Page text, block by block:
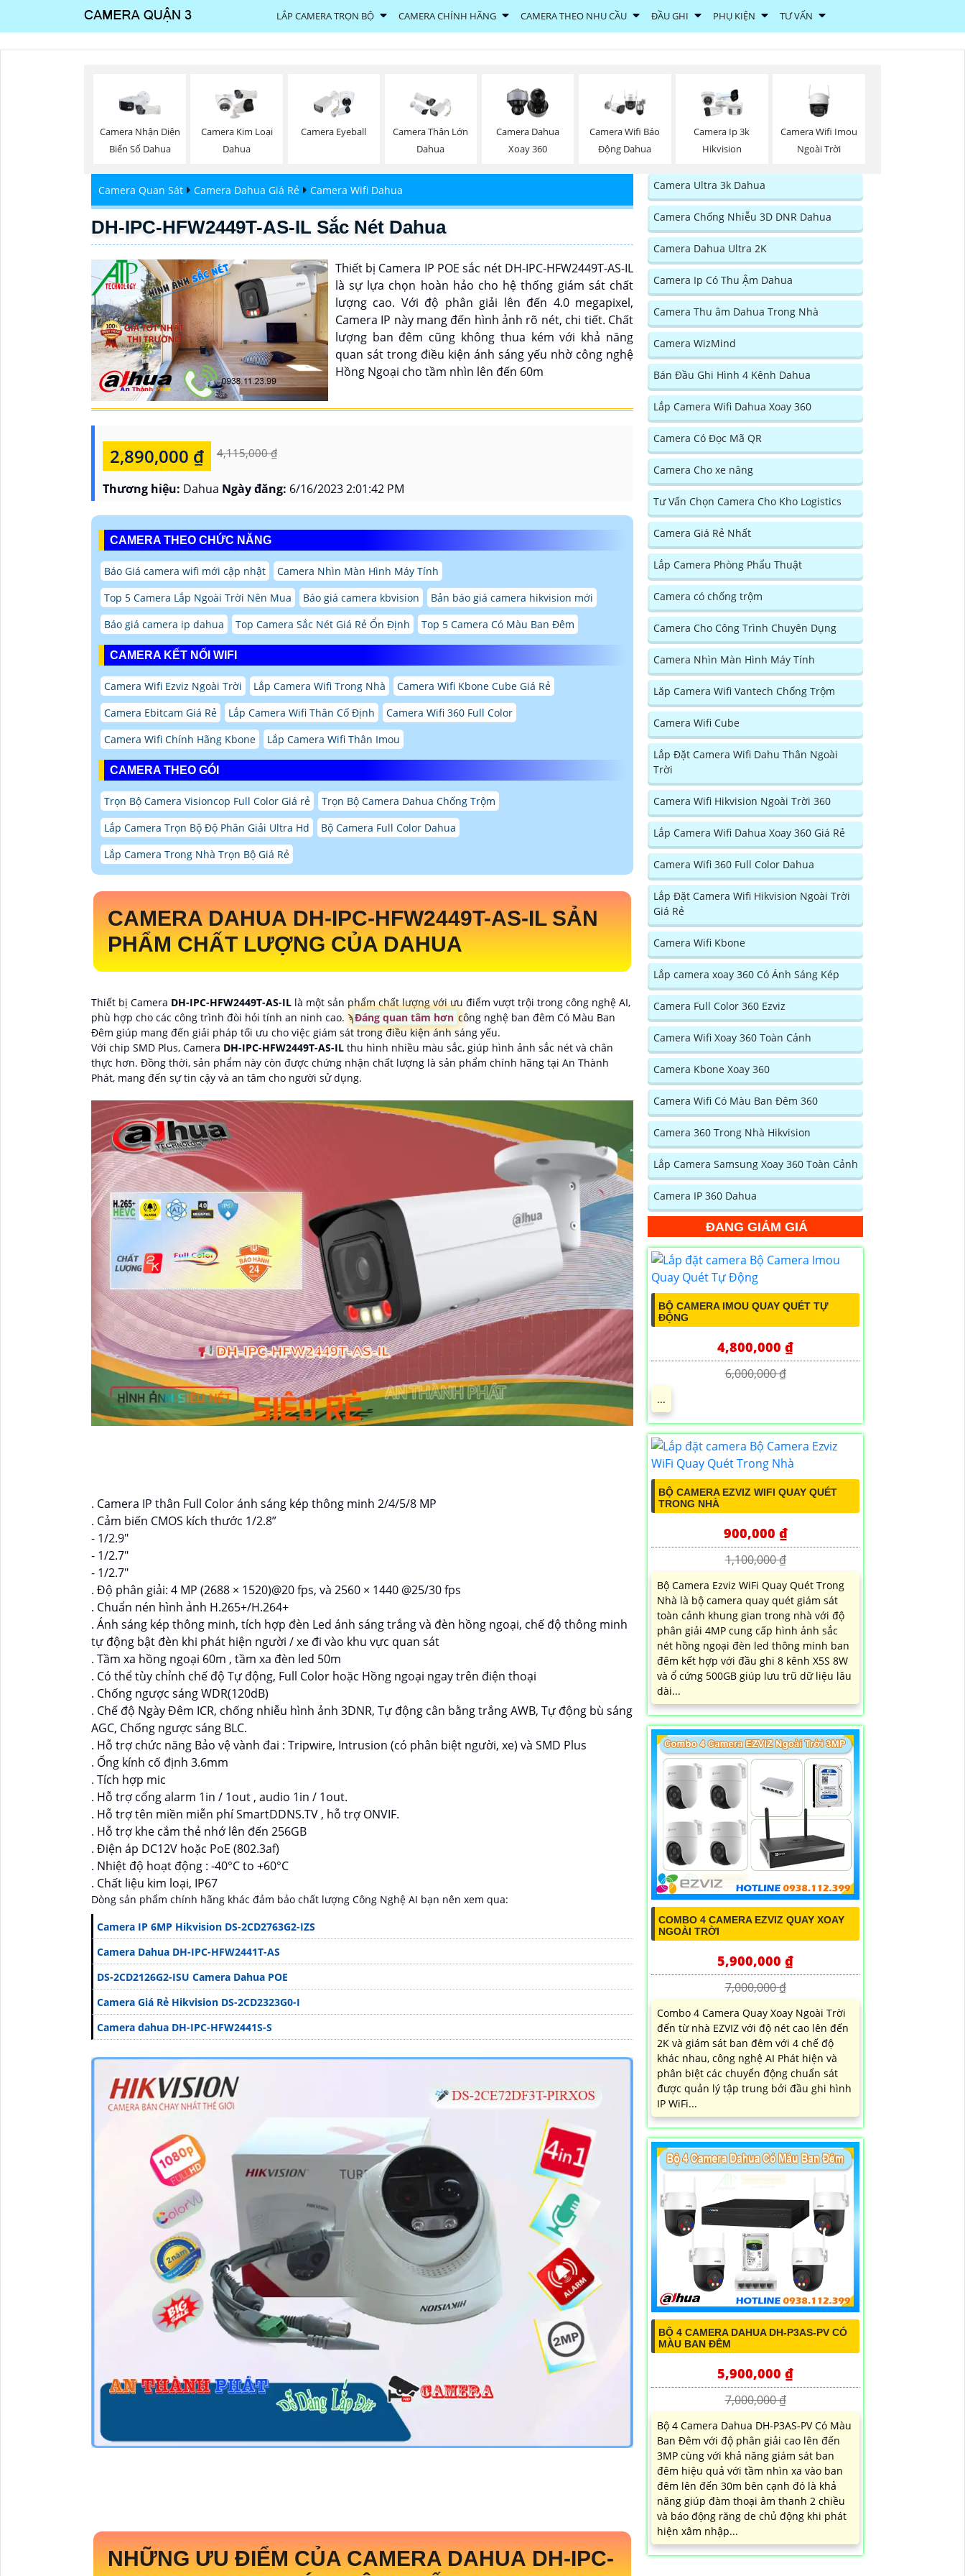
LẮP CAMERA TRỌN BỘ CAMERA CHÍNH HÃNG CAMERA THEO NHU CẦU ĐẦU GHI PHỤ KIỆN TƯ VẤN
Camera Nhận Diện
Biển Số Dahua
Camera Kim Loại
Dahua
Camera Eyeball
Camera Thân Lớn
Dahua
Camera Dahua
Xoay 360
Camera Wifi Báo
Động Dahua
Camera Ip 3k
Hikvision
Camera Wifi Imou
Ngoài Trời
Camera Quan Sát Camera Dahua Giá Rẻ Camera Wifi Dahua
DH-IPC-HFW2449T-AS-IL Sắc Nét Dahua
Thiết bị Camera IP POE sắc nét DH-IPC-HFW2449T-AS-IL
là sự lựa chọn hoàn hảo cho hệ thống giám sát chất
lượng cao. Với độ phân giải lên đến 4.0 megapixel,
Camera IP này mang đến hình ảnh rõ nét, chi tiết. Chất
lượng ban đêm cũng không thua kém với khả năng
quan sát trong điều kiện ánh sáng yếu nhờ công nghệ
Hồng Ngoại cho tầm nhìn lên đến 60m
2,890,000 ₫ 4,115,000 ₫
Thương hiệu: Dahua Ngày đăng: 6/16/2023 2:01:42 PM
CAMERA THEO CHỨC NĂNG
Báo Giá camera wifi mới cập nhật
Camera Nhìn Màn Hình Máy Tính
Top 5 Camera Lắp Ngoài Trời Nên Mua
Báo giá camera kbvision
Bản báo giá camera hikvision mới
Báo giá camera ip dahua
Top Camera Sắc Nét Giá Rẻ Ổn Định Top 5 Camera Có Màu Ban Đêm
CAMERA KẾT NỐI WIFI
Camera Wifi Ezviz Ngoài Trời Lắp Camera Wifi Trong Nhà
Camera Wifi Kbone Cube Giá Rẻ
Camera Ebitcam Giá Rẻ
Lắp Camera Wifi Thân Cố Định
Camera Wifi 360 Full Color
Camera Wifi Chính Hãng Kbone
Lắp Camera Wifi Thân Imou
CAMERA THEO GÓI
Trọn Bộ Camera Visioncop Full Color Giá rẻ
Trọn Bộ Camera Dahua Chống Trộm
Lắp Camera Trọn Bộ Độ Phân Giải Ultra Hd
Bộ Camera Full Color Dahua
Lắp Camera Trong Nhà Trọn Bộ Giá Rẻ
CAMERA DAHUA DH-IPC-HFW2449T-AS-IL SẢN
PHẨM CHẤT LƯỢNG CỦA DAHUA
Thiết bị Camera DH-IPC-HFW2449T-AS-IL là một sản phẩm chất lượng với ưu điểm vượt trội trong công nghệ AI,
phù hợp cho các công trình đòi hỏi tính an ninh cao. ϡĐáng quan tâm hơn công nghệ ban đêm Có Màu Ban
Đêm giúp mang đến giải pháp tối ưu cho việc giám sát trong điều kiện ánh sáng yếu.
Với chip SMD Plus, Camera DH-IPC-HFW2449T-AS-IL thu hình nhiều màu sắc, giúp hình ảnh sắc nét và chân
thực hơn. Đồng thời, sản phẩm này còn được chứng nhận chất lượng là sản phẩm chính hãng tại An Thành
Phát, mang đến sự tin cậy và an tâm cho người sử dụng.
. Camera IP thân Full Color ánh sáng kép thông minh 2/4/5/8 MP
. Cảm biến CMOS kích thước 1/2.8”
- 1/2.9"
- 1/2.7"
- 1/2.7"
. Độ phân giải: 4 MP (2688 × 1520)@20 fps, và 2560 × 1440 @25/30 fps
. Chuẩn nén hình ảnh H.265+/H.264+
. Ánh sáng kép thông minh, tích hợp đèn Led ánh sáng trắng và đèn hồng ngoại, chế độ thông minh
tự động bật đèn khi phát hiện người / xe đi vào khu vực quan sát
. Tầm xa hồng ngoại 60m , tầm xa đèn led 50m
. Có thể tùy chỉnh chế độ Tự động, Full Color hoặc Hồng ngoại ngay trên điện thoại
. Chống ngược sáng WDR(120dB)
. Chế độ Ngày Đêm ICR, chống nhiễu hình ảnh 3DNR, Tự động cân bằng trắng AWB, Tự động bù sáng
AGC, Chống ngược sáng BLC.
. Hỗ trợ chức năng Bảo vệ vành đai : Tripwire, Intrusion (có phân biệt người, xe) và SMD Plus
. Ống kính cố định 3.6mm
. Tích hợp mic
. Hỗ trợ cổng alarm 1in / 1out , audio 1in / 1out.
. Hỗ trợ tên miền miễn phí SmartDDNS.TV , hỗ trợ ONVIF.
. Hỗ trợ khe cắm thẻ nhớ lên đến 256GB
. Điện áp DC12V hoặc PoE (802.3af)
. Nhiệt độ hoạt động : -40°C to +60°C
. Chất liệu kim loại, IP67
Dòng sản phẩm chính hãng khác đảm bảo chất lượng Công Nghệ AI bạn nên xem qua:
Camera IP 6MP Hikvision DS-2CD2763G2-IZS
Camera Dahua DH-IPC-HFW2441T-AS
DS-2CD2126G2-ISU Camera Dahua POE
Camera Giá Rẻ Hikvision DS-2CD2323G0-I
Camera dahua DH-IPC-HFW2441S-S
NHỮNG ƯU ĐIỂM CỦA CAMERA DAHUA DH-IPC-
Camera Ultra 3k Dahua
Camera Chống Nhiễu 3D DNR Dahua
Camera Dahua Ultra 2K
Camera Ip Có Thu Ậm Dahua
Camera Thu âm Dahua Trong Nhà
Camera WizMind
Bán Đầu Ghi Hình 4 Kênh Dahua
Lắp Camera Wifi Dahua Xoay 360
Camera Có Đọc Mã QR
Camera Cho xe nâng
Tư Vấn Chọn Camera Cho Kho Logistics
Camera Giá Rẻ Nhất
Lắp Camera Phòng Phẩu Thuật
Camera có chống trộm
Camera Cho Công Trình Chuyên Dụng
Camera Nhìn Màn Hình Máy Tính
Lăp Camera Wifi Vantech Chống Trộm
Camera Wifi Cube
Lắp Đặt Camera Wifi Dahu Thân Ngoài
Trời
Camera Wifi Hikvision Ngoài Trời 360
Lắp Camera Wifi Dahua Xoay 360 Giá Rẻ
Camera Wifi 360 Full Color Dahua
Lắp Đặt Camera Wifi Hikvision Ngoài Trời
Giá Rẻ
Camera Wifi Kbone
Lắp camera xoay 360 Có Ánh Sáng Kép
Camera Full Color 360 Ezviz
Camera Wifi Xoay 360 Toàn Cảnh
Camera Kbone Xoay 360
Camera Wifi Có Màu Ban Đêm 360
Camera 360 Trong Nhà Hikvision
Lắp Camera Samsung Xoay 360 Toàn Cảnh
Camera IP 360 Dahua
ĐANG GIẢM GIÁ
BỘ CAMERA IMOU QUAY QUÉT TỰ
ĐỘNG
4,800,000 ₫
6,000,000 ₫
...
BỘ CAMERA EZVIZ WIFI QUAY QUÉT
TRONG NHÀ
900,000 ₫
1,100,000 ₫
Bộ Camera Ezviz WiFi Quay Quét Trong
Nhà là bộ camera quay quét giám sát
toàn cảnh khung gian trong nhà với độ
phân giải 4MP cung cấp hình ảnh sắc
nét hồng ngoại đèn led thông minh ban
đêm kết hợp với đầu ghi 8 kênh X5S 8W
và ổ cứng 500GB giúp lưu trũ dữ liệu lâu
dài...
COMBO 4 CAMERA EZVIZ QUAY XOAY
NGOÀI TRỜI
5,900,000 ₫
7,000,000 ₫
Combo 4 Camera Quay Xoay Ngoài Trời
đến từ nhà EZVIZ với độ nét cao lên đến
2K và giám sát ban đêm với 4 chế độ
khác nhau, công nghệ AI Phát hiện và
phân biệt các chuyển động chuẩn sát
được quản lý tập trung bởi đầu ghi hình
IP WiFi...
BỘ 4 CAMERA DAHUA DH-P3AS-PV CÓ
MÀU BAN ĐÊM
5,900,000 ₫
7,000,000 ₫
Bộ 4 Camera Dahua DH-P3AS-PV Có Màu
Ban Đêm với độ phân giải cao lên đến
3MP cùng với khả năng giám sát ban
đêm hiệu quả với tầm nhìn xa vào ban
đêm lên đến 30m bên cạnh đó là khả
năng giúp đàm thoại âm thanh 2 chiều
và báo động răng de chủ động khi phát
hiện xâm nhập...